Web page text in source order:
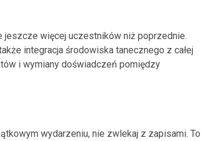
jeszcze więcej uczestników niż poprzednie.
integracja środowiska tanecznego z całej
i wymiany doświadczeń pomiędzy
wydarzeniu, nie zwlekaj z zapisami. To